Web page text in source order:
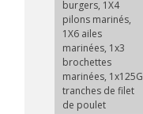
burgers, 1X4
pilons marinés,
1X6 ailes
marinées, 1x3
brochettes
marinées, 1x125G
tranches de filet
de poulet